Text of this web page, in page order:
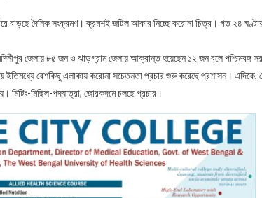
বাড়ছে দৈনিক সংক্রমণ। ক্রমশই জটিল আকার নিচ্ছে করোনা চিত্র। গত ২৪
জেলায় ৮৫ জন ও ঝাড়গ্রাম জেলায় আক্রান্ত হয়েছেন ১২ জন বলে পশ্চিমবঙ্গ
ইতিমধ্যে বেশকিছু এলাকায় করোনা সচেতনতা প্রচার শুরু করেছে প্রশাসন। এদিকে,
মিছিল-পদযাত্রা, জোরকদমে চলছে প্রচার।